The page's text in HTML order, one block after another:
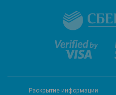
Раскрытие информации